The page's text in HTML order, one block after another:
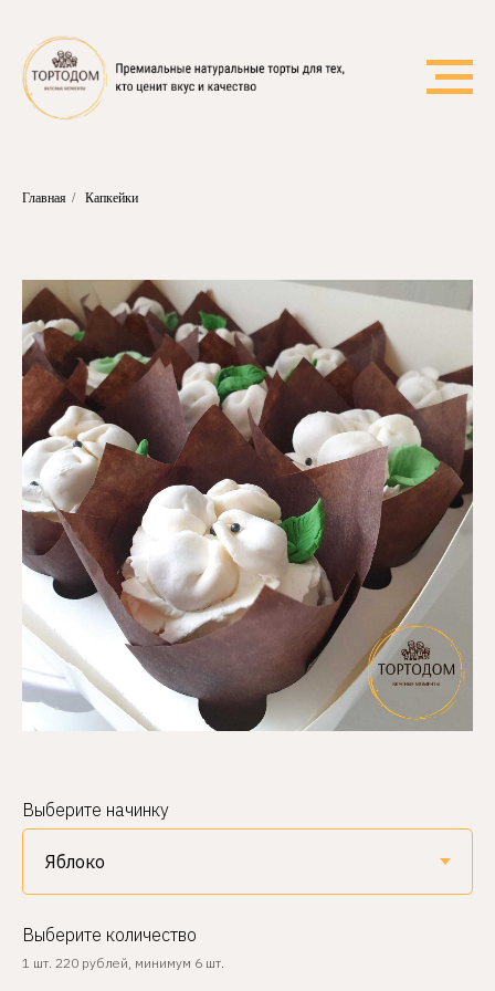
Главная / Капкейки
Выберите начинку
Выберите количество
1 шт. 220 рублей, минимум 6 шт.